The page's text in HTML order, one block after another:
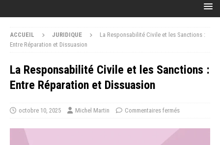
ACCUEIL JURIDIQUE
La Responsabilité Civile et les Sanctions :
Entre Réparation et Dissuasion
La Responsabilité Civile et les Sanctions :
Entre Réparation et Dissuasion
octobre 10, 2025 Michel Martin Commentaires fermés